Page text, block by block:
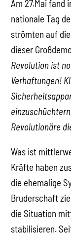
Am 27.Mai fand
nationale Tag
strömten auf
dieser
Revolution ist
Verhaftungen!
Revolutionäre
Was ist
Kräfte haben
die ehemalige
Bruderschaft
die Situation
stabilisieren.